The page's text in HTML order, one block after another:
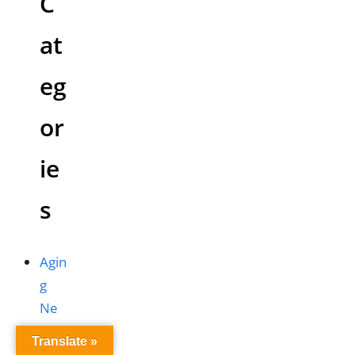
at
eg
or
ie
s
Agin
g
Ne
ws
Translate »